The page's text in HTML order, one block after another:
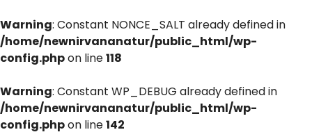
Warning: Constant NONCE_SALT already defined in
/home/newnirvananatur/public_html/wp-
config.phpon line118
Warning: Constant WP_DEBUG already defined in
/home/newnirvananatur/public_html/wp-
config.phpon line142